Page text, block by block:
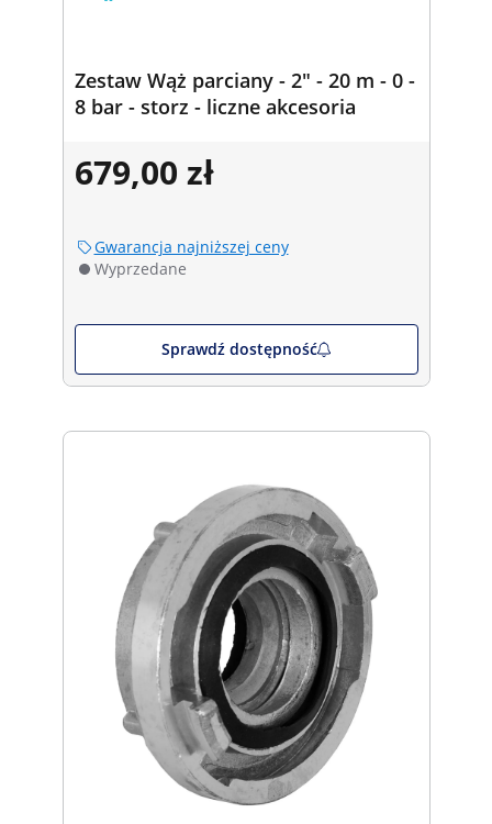
Zestaw Wąż parciany - 2" - 20 m - 0 -
8 bar - storz - liczne akcesoria
679,00 zł
Gwarancja najniższej ceny
Wyprzedane
Sprawdź dostępność